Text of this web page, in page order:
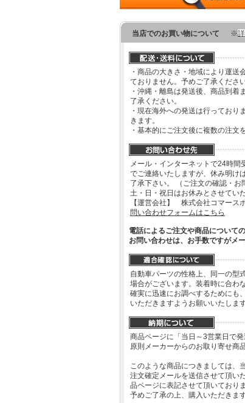
当店でのお買い物について ※
・商品の大きさ・地域により運送
ておりません。予めご了承ください
・沖縄・離島は発送後、商品到
了承ください。
・現在海外への発送は行ってお
きます。
・基本的にご注文後に複数の注文
メール・インターネットで24時間
でご連絡いたしますが、休み明け
了承下さい。 （ご注文の確認・お
土・日・祝日はお休みとさせてい
【運営会社】 株式会社コマース
問い合わせフォームはこちら
電話によるご注文や商品について
お問い合わせは、お手数ですがメ
自動車パーツの性格上、同一の型
場合がございます。装着時に合わ
確実に迅速にお調べするためにも
いただきますようお願いいたします
商品ページに「当日～3営業日で
原則メーカーからのお取り寄せ商
このような商品につきましては、
注文確定メールを送信させて頂い
品ページに表記させて頂いておりま
予めご了承の上、購入いただきま